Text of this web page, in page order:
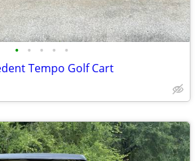
• • • • •
Tempo Golf Cart